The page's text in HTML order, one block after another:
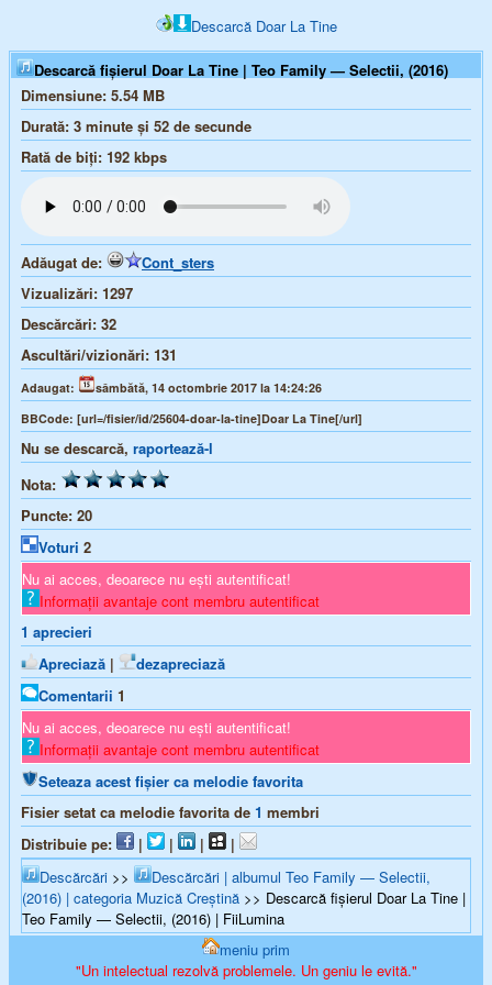
Descarcă Doar La Tine
Descarcă fișierul Doar La Tine | Teo Family — Selectii, (2016)
Dimensiune: 5.54 MB
Durată: 3 minute și 52 de secunde
Rată de biți: 192 kbps
Adăugat de:
Cont_sters
Vizualizări: 1297
Descărcări: 32
Ascultări/vizionări: 131
Adaugat:
sâmbătă, 14 octombrie 2017 la 14:24:26
BBCode: [url=/fisier/id/25604-doar-la-tine]Doar La Tine[/url]
Nu se descarcă, raportează-l
Nota:
Puncte: 20
Voturi 2
Nu ai acces, deoarece nu ești autentificat!
Informații avantaje cont membru autentificat
1 aprecieri
Apreciază |
dezapreciază
Comentarii 1
Nu ai acces, deoarece nu ești autentificat!
Informații avantaje cont membru autentificat
Seteaza acest fișier ca melodie favorita
Fisier setat ca melodie favorita de 1 membri
Distribuie pe:
| | |
|
Descărcări >>
Descărcări | albumul Teo Family — Selectii,
(2016) | categoria Muzică Creștină >> Descarcă fișierul Doar La Tine |
Teo Family — Selectii, (2016) | FiiLumina
meniu prim
"Un intelectual rezolvă problemele. Un geniu le evită."